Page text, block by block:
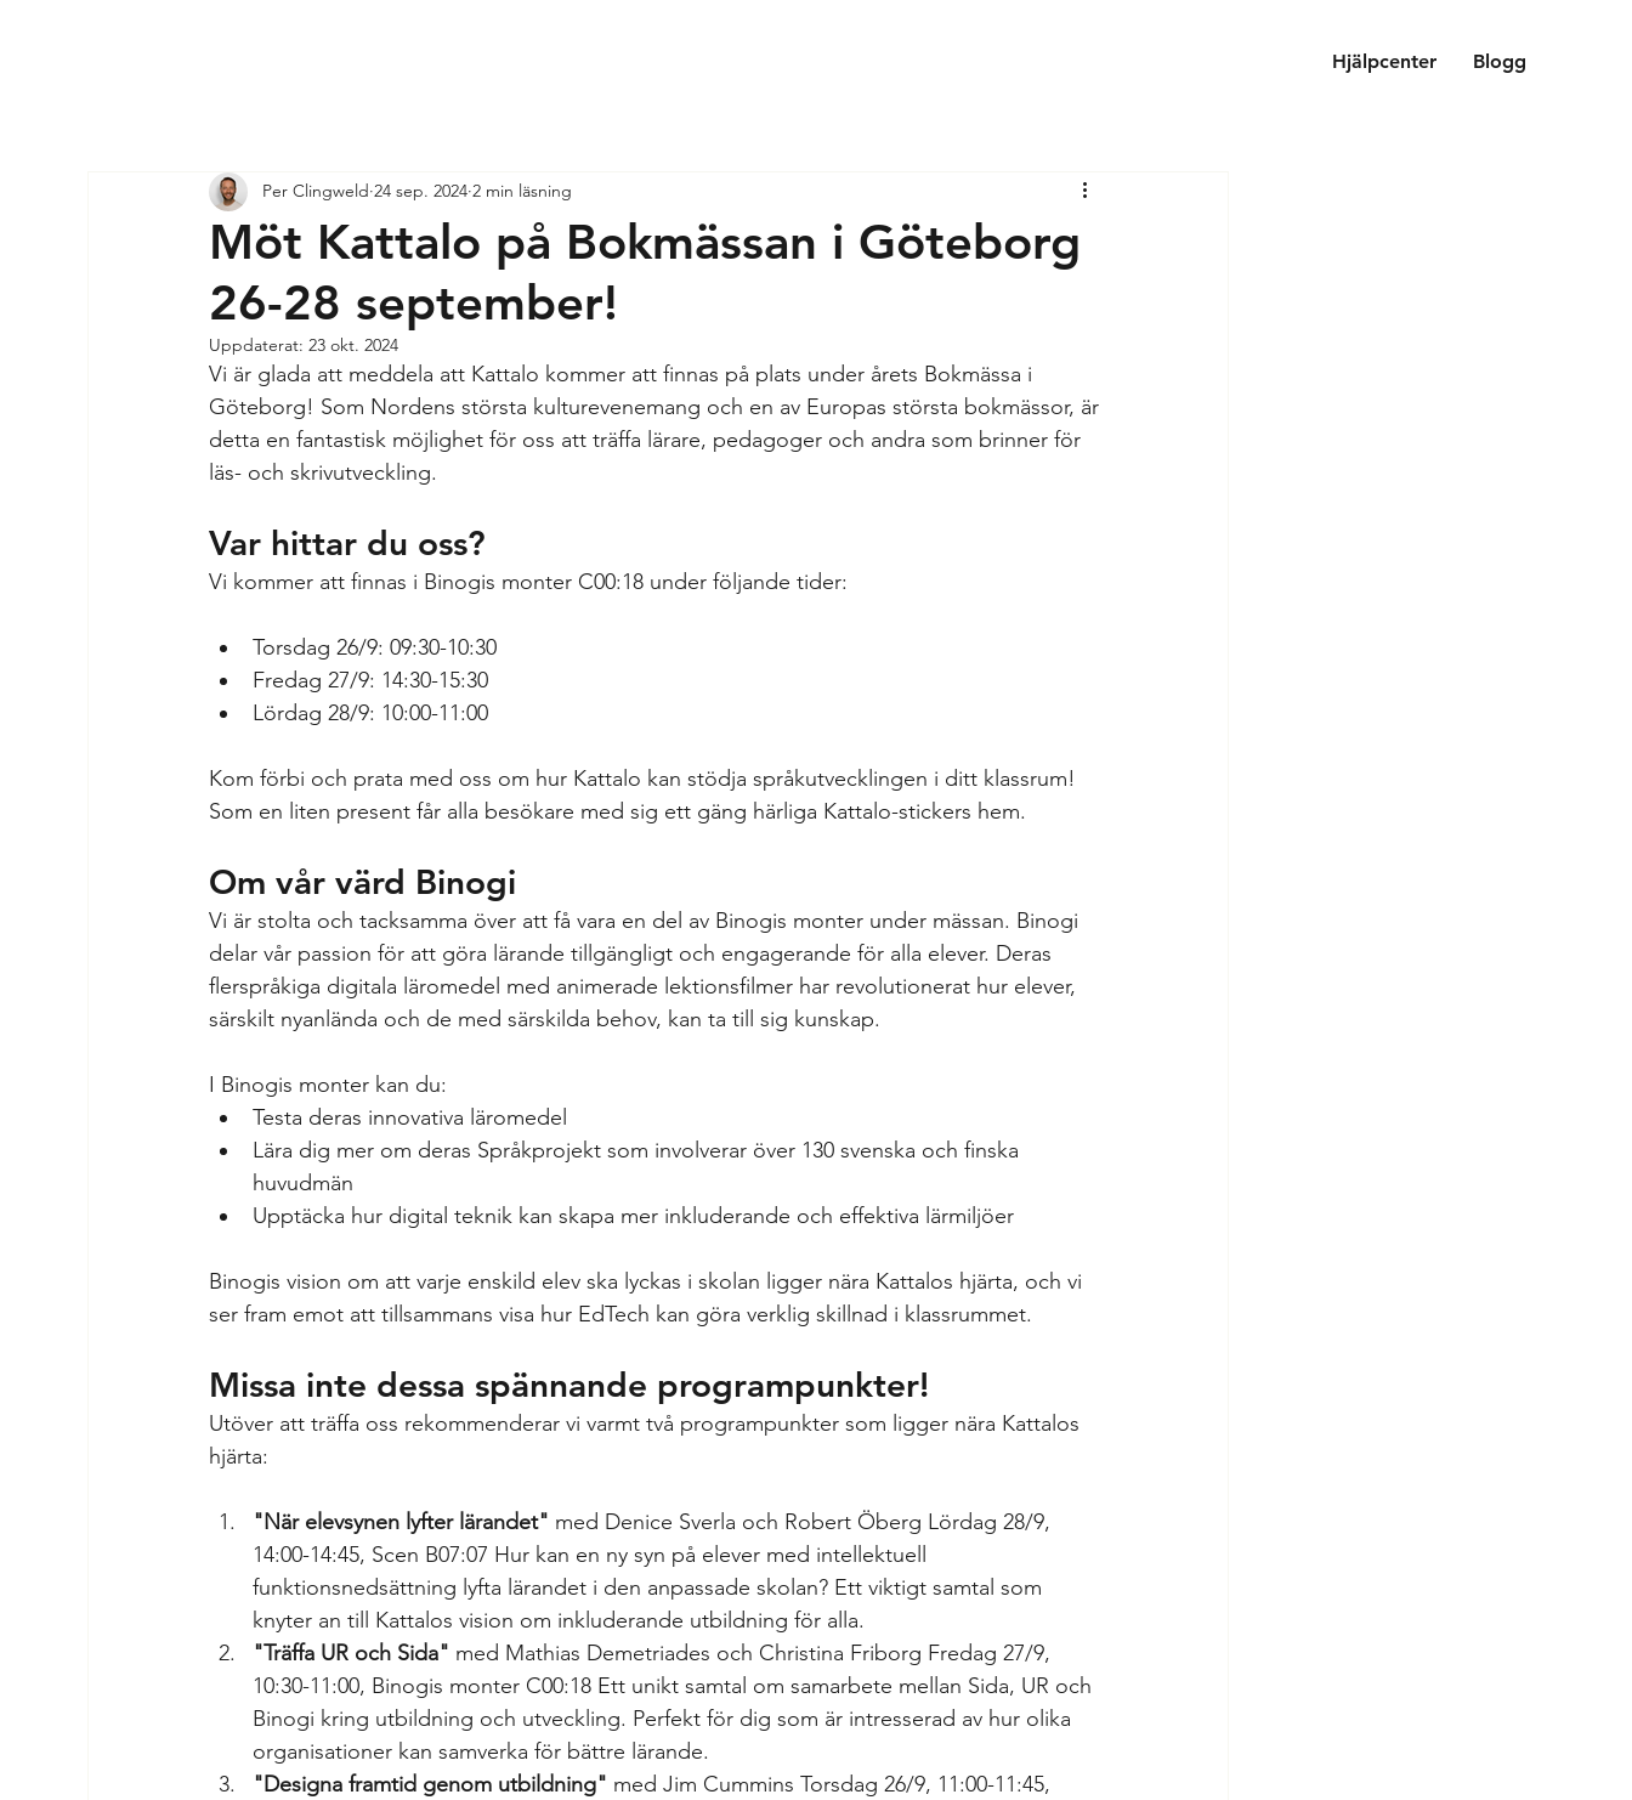
Hjälpcenter Blogg
Möt Kattalo på Bokmässan i Göteborg
26-28 september!
Per Clingweld 24 sep. 2024 2 min läsning
Uppdaterat: 23 okt. 2024
Vi är glada att meddela att Kattalo kommer att finnas på plats under årets Bokmässa i
Göteborg! Som Nordens största kulturevenemang och en av Europas största bokmässor, är
detta en fantastisk möjlighet för oss att träffa lärare, pedagoger och andra som brinner för
läs- och skrivutveckling.
Var hittar du oss?
Vi kommer att finnas i Binogis monter C00:18 under följande tider:
Torsdag 26/9: 09:30-10:30
Fredag 27/9: 14:30-15:30
Lördag 28/9: 10:00-11:00
Kom förbi och prata med oss om hur Kattalo kan stödja språkutvecklingen i ditt klassrum!
Som en liten present får alla besökare med sig ett gäng härliga Kattalo-stickers hem.
Om vår värd Binogi
Vi är stolta och tacksamma över att få vara en del av Binogis monter under mässan. Binogi
delar vår passion för att göra lärande tillgängligt och engagerande för alla elever. Deras
flerspråkiga digitala läromedel med animerade lektionsfilmer har revolutionerat hur elever,
särskilt nyanlända och de med särskilda behov, kan ta till sig kunskap.
I Binogis monter kan du:
Testa deras innovativa läromedel
Lära dig mer om deras Språkprojekt som involverar över 130 svenska och finska
huvudmän
Upptäcka hur digital teknik kan skapa mer inkluderande och effektiva lärmiljöer
Binogis vision om att varje enskild elev ska lyckas i skolan ligger nära Kattalos hjärta, och vi
ser fram emot att tillsammans visa hur EdTech kan göra verklig skillnad i klassrummet.
Missa inte dessa spännande programpunkter!
Utöver att träffa oss rekommenderar vi varmt två programpunkter som ligger nära Kattalos
hjärta:
"När elevsynen lyfter lärandet" med Denice Sverla och Robert Öberg Lördag 28/9,
14:00-14:45, Scen B07:07 Hur kan en ny syn på elever med intellektuell
funktionsnedsättning lyfta lärandet i den anpassade skolan? Ett viktigt samtal som
knyter an till Kattalos vision om inkluderande utbildning för alla.
"Träffa UR och Sida" med Mathias Demetriades och Christina Friborg Fredag 27/9,
10:30-11:00, Binogis monter C00:18 Ett unikt samtal om samarbete mellan Sida, UR och
Binogi kring utbildning och utveckling. Perfekt för dig som är intresserad av hur olika
organisationer kan samverka för bättre lärande.
"Designa framtid genom utbildning" med Jim Cummins Torsdag 26/9, 11:00-11:45,